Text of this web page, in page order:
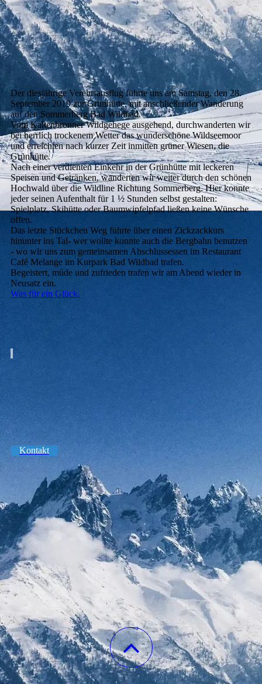
Der diesjährige Vereinsausflug führte uns am Samstag, den 28.
September 2019 zur Grünhütte, mit anschließender Wanderung
auf den Sommerberg Bad Wildbad.
Vom Kaltenbronner Wildgehege ausgehend, durchwanderten wir
bei herrlich trockenem Wetter das wunderschöne Wildseemoor
und erreichten nach kurzer Zeit inmitten grüner Wiesen, die
Grünhütte.
Nach einer verdienten Einkehr in der Grünhütte mit leckeren
Speisen und Getränken, wanderten wir weiter durch den schönen
Hochwald über die Wildline Richtung Sommerberg. Hier konnte
jeder seinen Aufenthalt für 1 ½ Stunden selbst gestalten:
Spielplatz, Skihütte oder Baumwipfelpfad ließen keine Wünsche
offen.
Das letzte Stückchen Weg führte über einen Zickzackkurs
hinunter ins Tal- wer wollte konnte auch die Bergbahn benutzen
- wo wir uns zum gemeinsamen Abschlussessen im Restaurant
Café Melange im Kurpark Bad Wildbad trafen.
Begeistert, müde und zufrieden trafen wir am Abend wieder in
Neusatz ein.
Was für ein Glück.
Kontakt